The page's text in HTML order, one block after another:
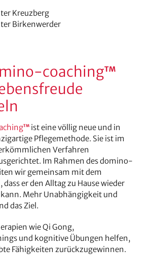
Kreuzberg
Birkenwerder
coachingTM
TMist eine völlig neue und in
Pflegemethode. Sie ist im
Verfahren
Im Rahmen des domino-
wir gemeinsam mit dem
er den Alltag zu Hause wieder
Mehr Unabhängigkeit und
das Ziel.
wie Qi Gong,
und kognitive Übungen helfen,
Fähigkeiten zurückzugewinnen.